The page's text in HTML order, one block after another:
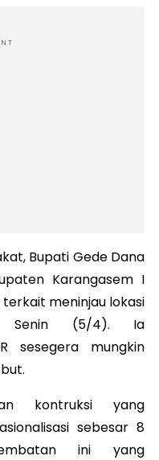
Bupati Gede Dana
Karangasem I
meninjau lokasi
Senin (5/4). Ia
sesegera mungkin
kontruksi yang
sebesar 8
ini yang